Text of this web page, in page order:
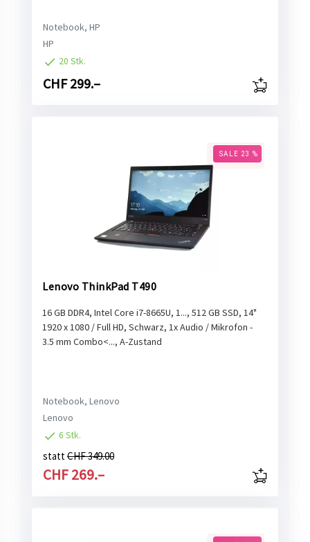
Notebook, HP
HP
20 Stk.
CHF 299.–
SALE 23 %
Lenovo ThinkPad T490
16 GB DDR4, Intel Core i7-8665U, 1..., 512 GB SSD, 14"
1920 x 1080 / Full HD, Schwarz, 1x Audio / Mikrofon -
3.5 mm Combo<..., A-Zustand
Notebook, Lenovo
Lenovo
6 Stk.
stattCHF 349.00
CHF 269.–